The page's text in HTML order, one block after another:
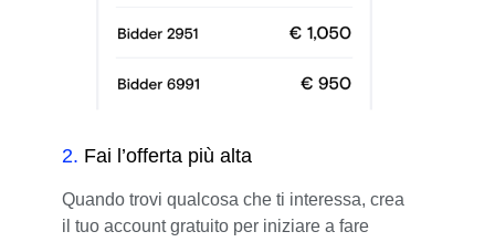
2. Fai l’offerta più alta
Quando trovi qualcosa che ti interessa, crea
il tuo account gratuito per iniziare a fare